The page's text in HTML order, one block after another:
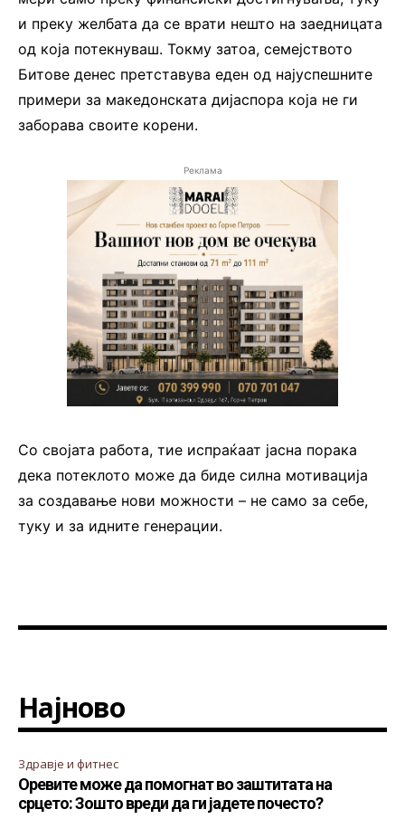
и преку желбата да се врати нешто на заедницата
од која потекнуваш. Токму затоа, семејството
Битове денес претставува еден од најуспешните
примери за македонската дијаспора која не ги
заборава своите корени.
Реклама
Со својата работа, тие испраќаат јасна порака
дека потеклото може да биде силна мотивација
за создавање нови можности – не само за себе,
туку и за идните генерации.
Најново
Здравје и фитнес
Оревите може да помогнат во заштитата на
срцето: Зошто вреди да ги јадете почесто?